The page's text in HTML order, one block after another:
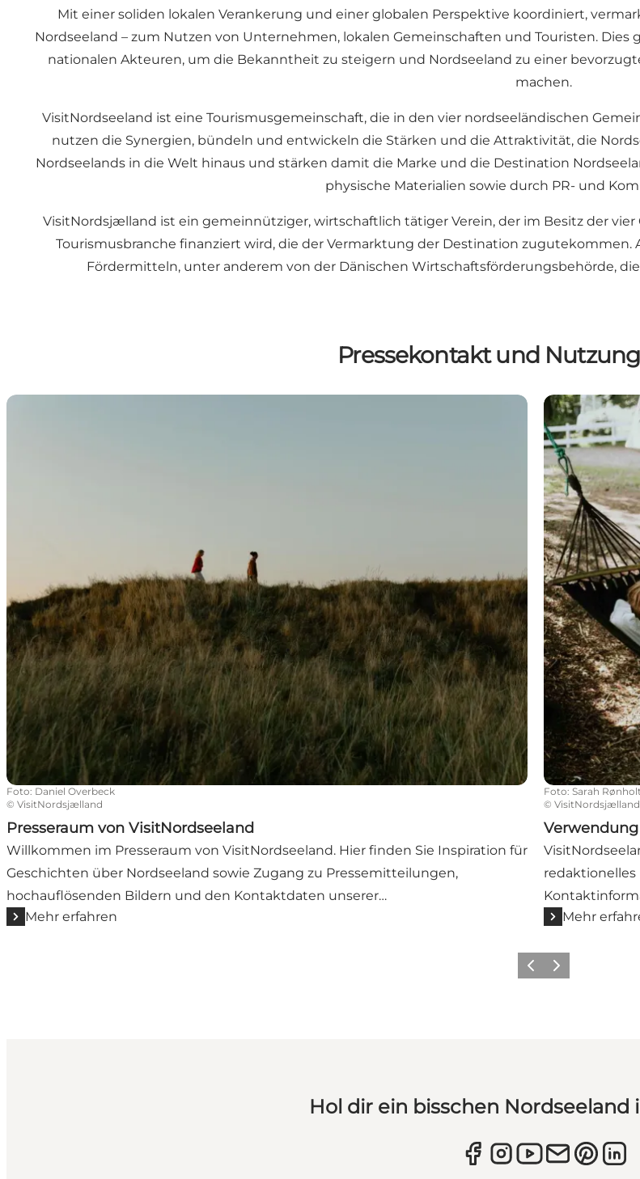
Mit einer soliden lokalen Verankerung und einer globalen Perspektive koordiniert,
Nordseeland – zum Nutzen von Unternehmen, lokalen Gemeinschaften und Touristen.
nationalen Akteuren, um die Bekanntheit zu steigern und Nordseeland zu einer
machen.
VisitNordseeland ist eine Tourismusgemeinschaft, die in den vier nordseeländischen
nutzen die Synergien, bündeln und entwickeln die Stärken und die Attraktivität, die
Nordseelands in die Welt hinaus und stärken damit die Marke und die Destination
physische Materialien sowie durch PR- und
VisitNordsjælland ist ein gemeinnütziger, wirtschaftlich tätiger Verein, der im Besitz der
Tourismusbranche finanziert wird, die der Vermarktung der Destination
Fördermitteln, unter anderem von der Dänischen Wirtschaftsförderungsbehörde,
Pressekontakt und
Presseraum von VisitNordseeland
Foto: Daniel Overbeck
© VisitNordsjælland
Presseraum von VisitNordseeland
Willkommen im Presseraum von VisitNordseeland. Hier finden Sie Inspiration für
Geschichten über Nordseeland sowie Zugang zu Pressemitteilungen,
hochauflösenden Bildern und den Kontaktdaten unserer…
Mehr erfahren
Verwendung
Foto: Sarah Rønholt
© VisitNordsjælland
redaktionelles
Mehr
ZurückWeiter
Hol dir ein bisschen Nordseeland